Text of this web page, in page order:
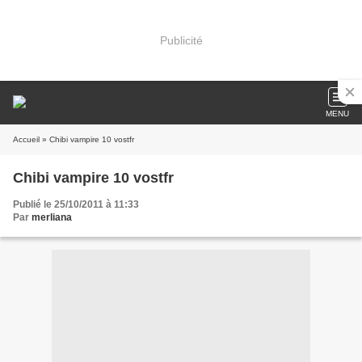
Publicité
MENU
Accueil » Chibi vampire 10 vostfr
Chibi vampire 10 vostfr
Publié le 25/10/2011 à 11:33
Par merliana